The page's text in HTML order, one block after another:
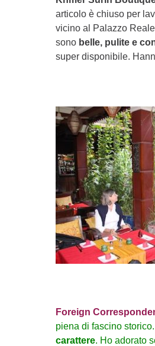
articolo è chiuso per
vicino al Palazzo
sono belle, pulite e
super disponibile.
Foreign
piena di fascino
carattere. Ho adorato